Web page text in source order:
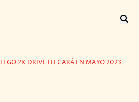
LEGO 2K DRIVE LLEGARÁ EN MAYO 2023